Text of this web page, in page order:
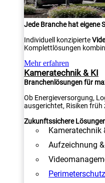
Jede Branche hat eigene
Individuell konzipierte
Komplettlösungen
Mehr erfahren
Kameratechnik & KI
Branchenlösungen für
Ob Energieversorgung,
ausgerichtet, Risiken früh
Zukunftssichere
Kameratechnik
Aufzeichnung
Perimeterschutz